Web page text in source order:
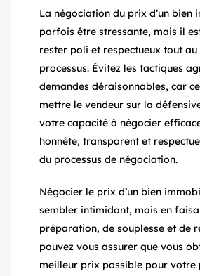
La négociation du prix d’un bien
parfois être stressante, mais il
rester poli et respectueux tout
processus. Évitez les tactiques
demandes déraisonnables, car
mettre le vendeur sur la
votre capacité à négocier
honnête, transparent et
du processus de négociation.
Négocier le prix d’un bien
sembler intimidant, mais en
préparation, de souplesse et de
pouvez vous assurer que vous
meilleur prix possible pour votre